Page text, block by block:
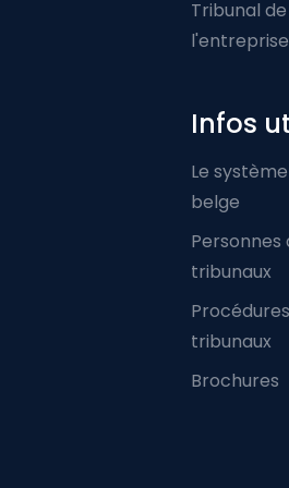
Tribunal de
l'entreprise
Infos
Le
belge
Personnes
tribunaux
tribunaux
Brochures